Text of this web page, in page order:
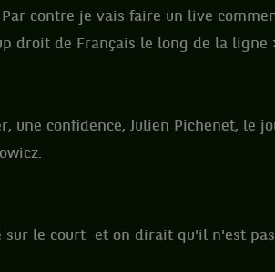
contre je vais faire un live
droit de Français le long de la ligne
une confidence, Julien Pichenet, le
sur le court et on dirait qu'il n'est